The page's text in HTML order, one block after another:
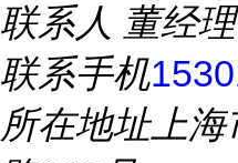
联系人 董经理
联系手机
所在地址上海